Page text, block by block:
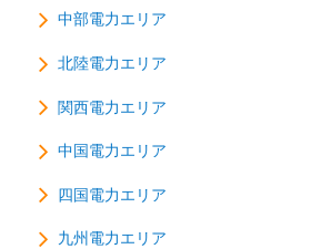
中部電力エリア
北陸電力エリア
関西電力エリア
中国電力エリア
四国電力エリア
九州電力エリア